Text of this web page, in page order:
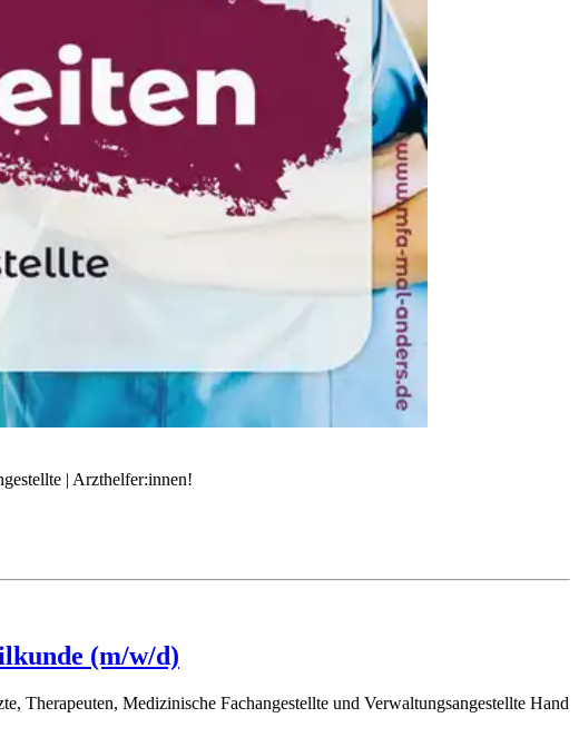
| Arzthelfer:innen!
(m/w/d)
Therapeuten, Medizinische Fachangestellte und Verwaltungsangestellte Hand